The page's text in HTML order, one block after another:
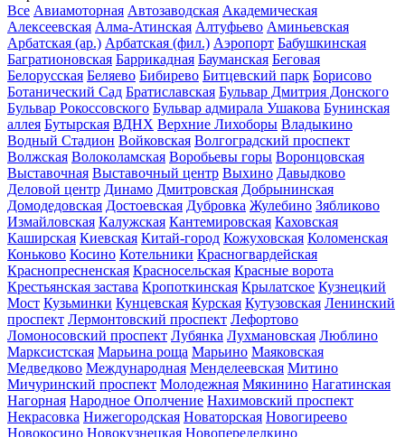
Все Авиамоторная Автозаводская Академическая
Алексеевская Алма-Атинская Алтуфьево Аминьевская
Арбатская (ар.) Арбатская (фил.) Аэропорт Бабушкинская
Багратионовская Баррикадная Бауманская Беговая
Белорусская Беляево Бибирево Битцевский парк Борисово
Ботанический Сад Братиславская Бульвар Дмитрия Донского
Бульвар Рокоссовского Бульвар адмирала Ушакова Бунинская
аллея Бутырская ВДНХ Верхние Лихоборы Владыкино
Водный Стадион Войковская Волгоградский проспект
Волжская Волоколамская Воробьевы горы Воронцовская
Выставочная Выставочный центр Выхино Давыдково
Деловой центр Динамо Дмитровская Добрынинская
Домодедовская Достоевская Дубровка Жулебино Зябликово
Измайловская Калужская Кантемировская Каховская
Каширская Киевская Китай-город Кожуховская Коломенская
Коньково Косино Котельники Красногвардейская
Краснопресненская Красносельская Красные ворота
Крестьянская застава Кропоткинская Крылатское Кузнецкий
Мост Кузьминки Кунцевская Курская Кутузовская Ленинский
проспект Лермонтовский проспект Лефортово
Ломоносовский проспект Лубянка Лухмановская Люблино
Марксистская Марьина роща Марьино Маяковская
Медведково Международная Менделеевская Митино
Мичуринский проспект Молодежная Мякинино Нагатинская
Нагорная Народное Ополчение Нахимовский проспект
Некрасовка Нижегородская Новаторская Новогиреево
Новокосино Новокузнецкая Новопеределкино